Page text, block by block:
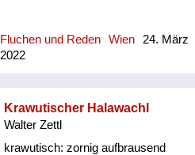
Fluchen und Reden Wien
24. März
2022
Krawutischer Halawachl
Walter Zettl
krawutisch: zornig aufbrausend